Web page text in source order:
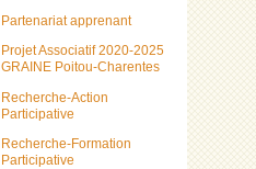
Partenariat apprenant
Projet Associatif 2020-2025
GRAINE Poitou-Charentes
Recherche-Action
Participative
Recherche-Formation
Participative